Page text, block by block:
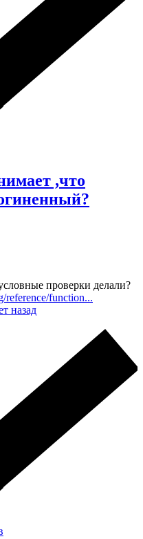
,что
проверки делали?
reference/function...
назад